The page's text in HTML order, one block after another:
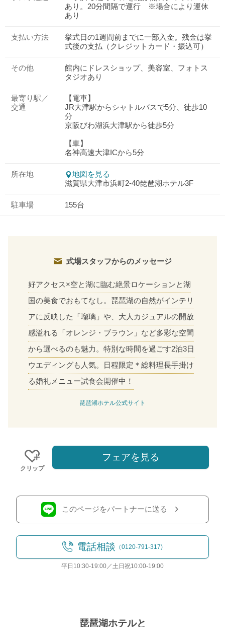
あり。20分間隔で運行 ※場合により運休
あり
支払い方法
挙式日の1週間前までに一部入金。残金は挙
式後の支払（クレジットカード・振込可）
その他
館内にドレスショップ、美容室、フォトス
タジオあり
最寄り駅／
交通
【電車】
JR大津駅からシャトルバスで5分、徒歩10
分
京阪びわ湖浜大津駅から徒歩5分
【車】
名神高速大津ICから5分
所在地
地図を見る
滋賀県大津市浜町2-40琵琶湖ホテル3F
駐車場 155台
式場スタッフからのメッセージ
好アクセス×空と湖に臨む絶景ロケーションと湖
国の美食でおもてなし。琵琶湖の自然がインテリ
アに反映した「瑠璃」や、大人カジュアルの開放
感溢れる「オレンジ・ブラウン」など多彩な空間
から選べるのも魅力。特別な時間を過ごす2泊3日
ウエディングも人気。日程限定＊総料理長手掛け
る婚礼メニュー試食会開催中！
琵琶湖ホテル公式サイト
クリップ
フェアを見る
このページをパートナーに送る
電話相談 （0120-791-317)
平日10:30-19:00／土日祝10:00-19:00
琵琶湖ホテルと